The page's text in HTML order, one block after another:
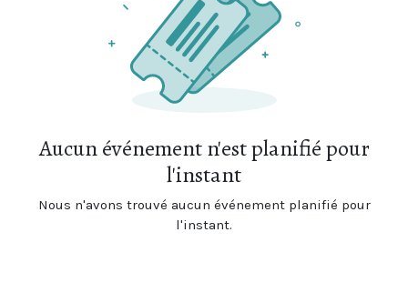
Aucun événement n'est planifié pour
l'instant
Nous n'avons trouvé aucun événement planifié pour
l'instant.